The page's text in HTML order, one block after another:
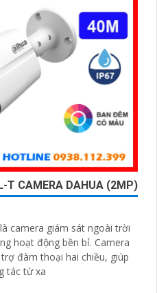
T CAMERA DAHUA (2MP)
camera giám sát ngoài trời
động bền bỉ. Camera
đàm thoại hai chiều, giúp
tác từ xa